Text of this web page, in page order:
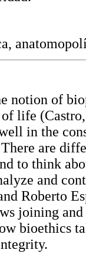
notion of
life
in the
are
to think
and
Roberto
joining
bioethics